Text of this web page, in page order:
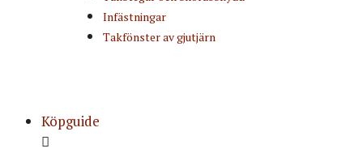
Infästningar
Takfönster av gjutjärn
Köpguide